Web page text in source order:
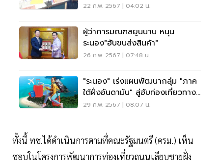
22 ก.พ. 2567 | 04:02 น.
ผู้ว่าการมณฑลยูนนาน หนุน
ระนอง"ฮับขนส่งสินค้า"
26 ก.พ. 2567 | 07:48 น.
"ระนอง" เร่งแผนพัฒนากลุ่ม "ภาค
ใต้ฝั่งอันดามัน" สู่ฮับท่องเที่ยวทาง
ทะเล
29 ก.พ. 2567 | 08:07 น.
ทั้งนี้ ทช.ได้ดำเนินการตามที่คณะรัฐมนตรี (ครม.) เห็น
ชอบในโครงการพัฒนาการท่องเที่ยวถนนเลียบชายฝั่ง